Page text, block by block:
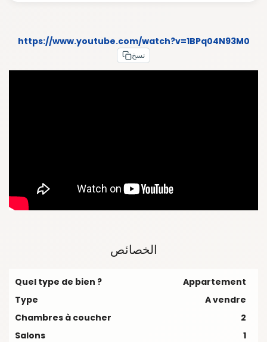
https://www.youtube.com/watch?v=1BPq04N93M0
نسخ
الخصائص
Quel type de bien ?
Appartement
Type
A vendre
Chambres à coucher
2
Salons
1